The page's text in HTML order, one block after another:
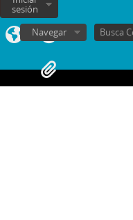
sesión
Navegar